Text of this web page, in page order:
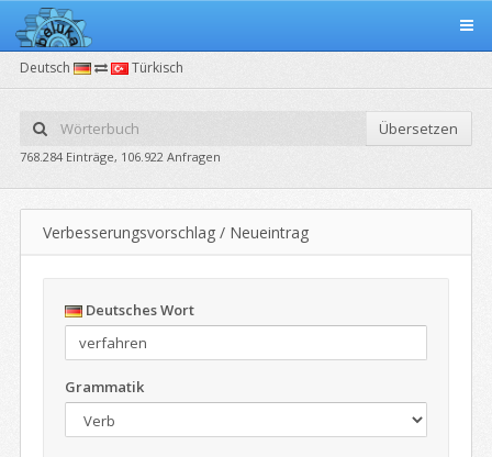
Deutsch Türkisch
Übersetzen
768.284 Einträge, 106.922 Anfragen
Verbesserungsvorschlag / Neueintrag
Deutsches Wort
Grammatik